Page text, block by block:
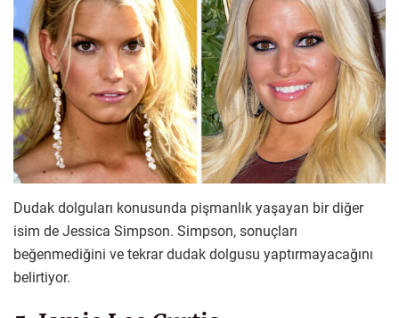
Dudak dolguları konusunda pişmanlık yaşayan bir diğer
isim de Jessica Simpson. Simpson, sonuçları
beğenmediğini ve tekrar dudak dolgusu yaptırmayacağını
belirtiyor.